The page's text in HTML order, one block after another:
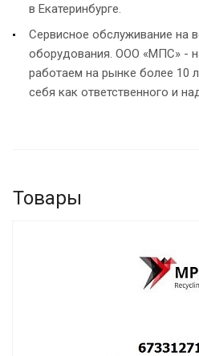
в Екатеринбурге.
Сервисное обслуживание на
оборудования. ООО «МПС» -
работаем на рынке более 10
себя как ответственного и
Товары